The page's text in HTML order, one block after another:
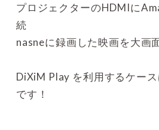
プロジェクターのHDMIに
続
nasneに録画した映画を大画
DiXiM Play を利用するケー
です！